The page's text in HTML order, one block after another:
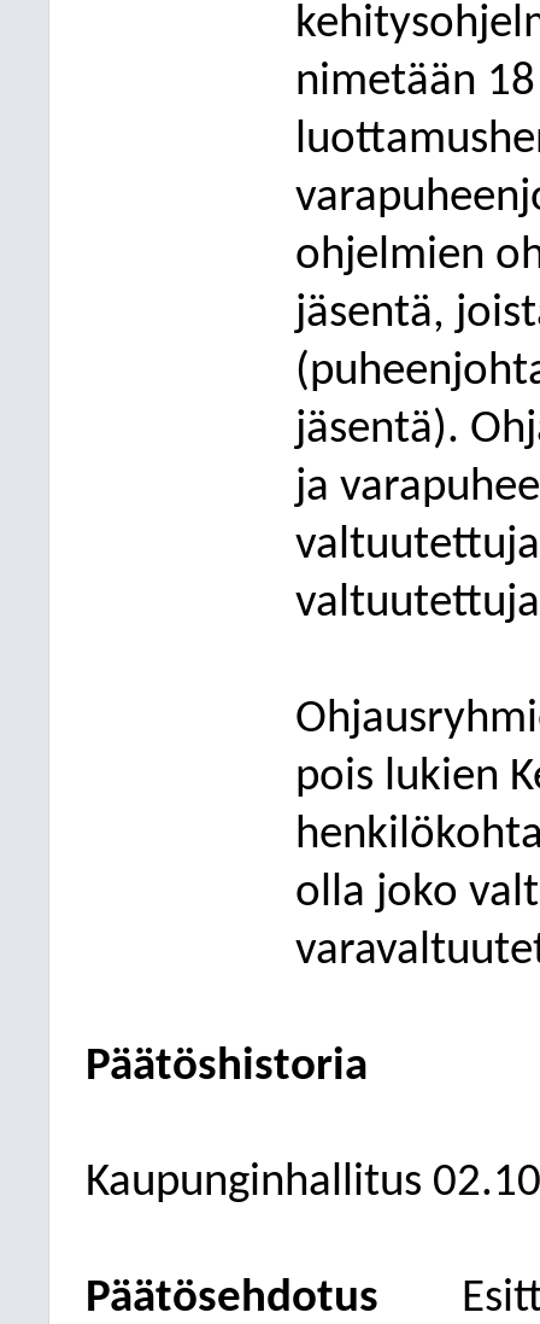
nimetään
ohjelmien
jäsentä,
jäsentä).
ja
Ohjausryhm
pois lukien
olla joko
Päätöshistoria
Kaupunginhallitus
Päätösehdotus